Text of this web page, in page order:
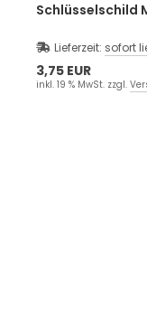
Schlüsselschild
Lieferzeit: sofort
3,75 EUR
inkl. 19 % MwSt. zzgl.